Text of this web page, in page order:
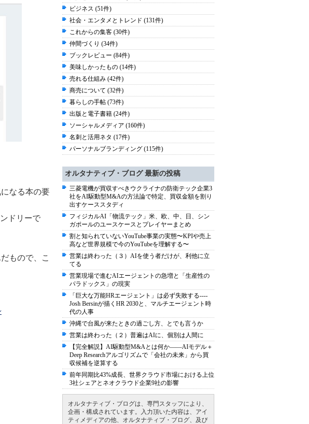
なる本の要
ドリーで
もので、こ
ビジネス (51件)
社会・エンタメとトレンド (131件)
これからの集客 (30件)
仲間づくり (34件)
ブックレビュー (84件)
美味しかったもの (14件)
売れる仕組み (42件)
商売について (32件)
暮らしの手帖 (73件)
出版と電子書籍 (24件)
ソーシャルメディア (160件)
名刺と活用ネタ (17件)
パーソナルブランディング (115件)
オルタナティブ・ブログ 最新の投稿
三菱電機が買収すべきウクライナの防衛テック企業3
社をAI駆動型M&Aの方法論で特定、買収金額を割り
出すケーススタディ
フィジカルAI「物流テック」米、欧、中、日、シン
ガポールのユースケースとプレイヤーまとめ
割と知られていないYouTube事業の実態〜KPIや売上
高など世界規模で今のYouTubeを理解する〜
営業は終わった（３）AIを使う者だけが、利他に立
てる
営業現場で進むAIエージェントの急増と「生産性の
パラドックス」の現実
「巨大な万能HRエージェント」は必ず失敗する----
Josh Bersinが描くHR 2030と、マルチエージェント時
代の人事
沖縄で台風が来たときの過ごし方、とでも言うか
営業は終わった（２）普遍はAIに、個別は人間に
【完全解説】AI駆動型M&Aとは何か――AIモデル＋
Deep Researchアルゴリズムで「会社の未来」から買
収候補を逆算する
前年同期比43%成長、世界クラウド市場における上位
3社シェアとネオクラウド企業9社の影響
オルタナティブ・ブログは、専門スタッフにより、
企画・構成されています。入力頂いた内容は、アイ
ティメディアの他、オルタナティブ・ブログ、及び